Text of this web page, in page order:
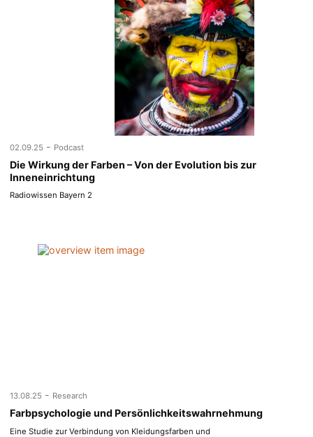
02.09.25 - Podcast
Die Wirkung der Farben – Von der Evolution bis zur
Inneneinrichtung
Radiowissen Bayern 2
13.08.25 - Research
Farbpsychologie und Persönlichkeitswahrnehmung
Eine Studie zur Verbindung von Kleidungsfarben und